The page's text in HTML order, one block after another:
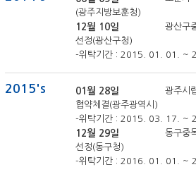
(광주지방보훈청)
12월 10일
광산구
선정(광산구청)
-위탁기간 : 2015. 01. 01. ~
2015's 01월 28일
광주시
협약체결(광주광역시)
-위탁기간 : 2015. 03. 17. ~
12월 29일
동구중
선정(동구청)
-위탁기간 : 2016. 01. 01. ~